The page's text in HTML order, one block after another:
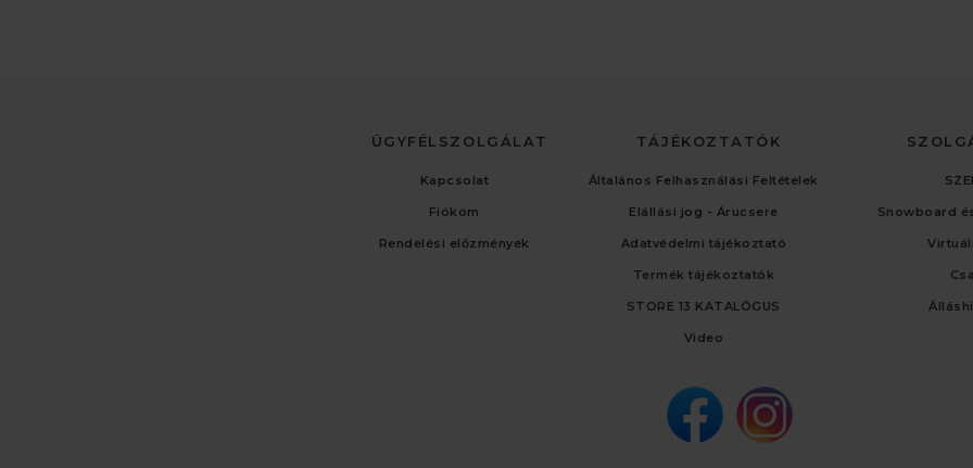
ÜGYFÉLSZOLGÁLAT
Kapcsolat
Fiókom
Rendelési előzmények
TÁJÉKOZTATÓK
Általános Felhasználási Feltételek
Elállási jog - Árucsere
Adatvédelmi tájékoztató
Termék tájékoztatók
STORE 13 KATALÓGUS
Video
Snowboard